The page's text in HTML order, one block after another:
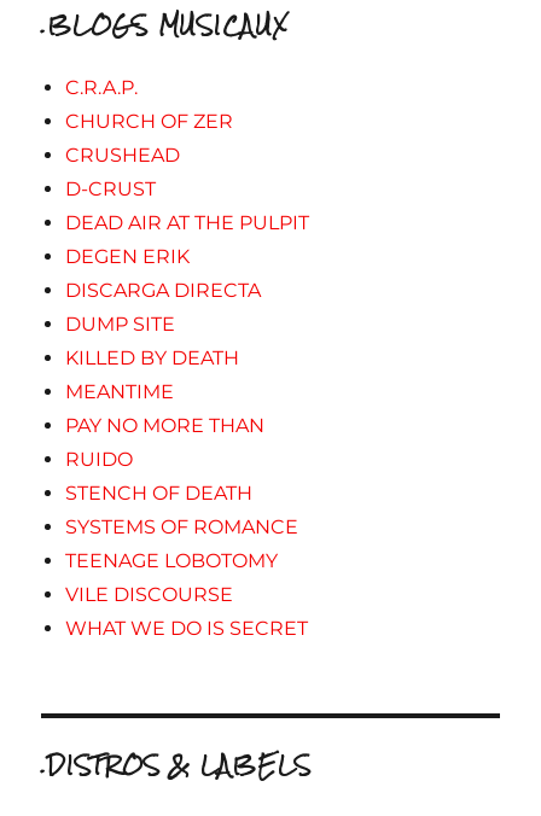
.BLOGS MUSICAUX
C.R.A.P.
CHURCH OF ZER
CRUSHEAD
D-CRUST
DEAD AIR AT THE PULPIT
DEGEN ERIK
DISCARGA DIRECTA
DUMP SITE
KILLED BY DEATH
MEANTIME
PAY NO MORE THAN
RUIDO
STENCH OF DEATH
SYSTEMS OF ROMANCE
TEENAGE LOBOTOMY
VILE DISCOURSE
WHAT WE DO IS SECRET
.DISTROS & LABELS